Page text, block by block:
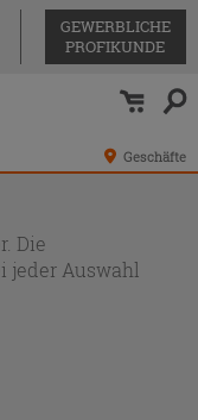
GEWERBLICHE
PROFIKUNDE
Geschäfte
Die
jeder Auswahl